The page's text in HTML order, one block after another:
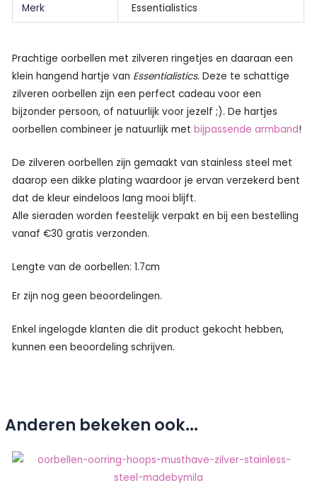
Merk Essentialistics
Prachtige oorbellen met zilveren ringetjes en daaraan een
klein hangend hartje van Essentialistics. Deze te schattige
zilveren oorbellen zijn een perfect cadeau voor een
bijzonder persoon, of natuurlijk voor jezelf ;). De hartjes
oorbellen combineer je natuurlijk metbijpassende armband!
De zilveren oorbellen zijn gemaakt van stainless steel met
daarop een dikke plating waardoor je ervan verzekerd bent
dat de kleur eindeloos lang mooi blijft.
Alle sieraden worden feestelijk verpakt en bij een bestelling
vanaf €30 gratis verzonden.
Lengte van de oorbellen: 1.7cm
Er zijn nog geen beoordelingen.
Enkel ingelogde klanten die dit product gekocht hebben,
kunnen een beoordeling schrijven.
Anderen bekeken ook...